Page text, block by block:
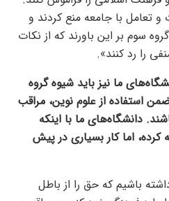
تعامل با جامعه منع کردند و
سوم بر این باورند که از نکات
را رد کنند».
ما نیز باید شیوه گروه
استفاده از علوم نوین، مراقب
دانشگاه‌های ما با اینکه
اما کار بسیاری در پیش
باشیم که حق را از باطل